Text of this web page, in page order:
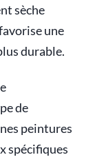
sèche
une
durable.
de
peintures
spécifiques